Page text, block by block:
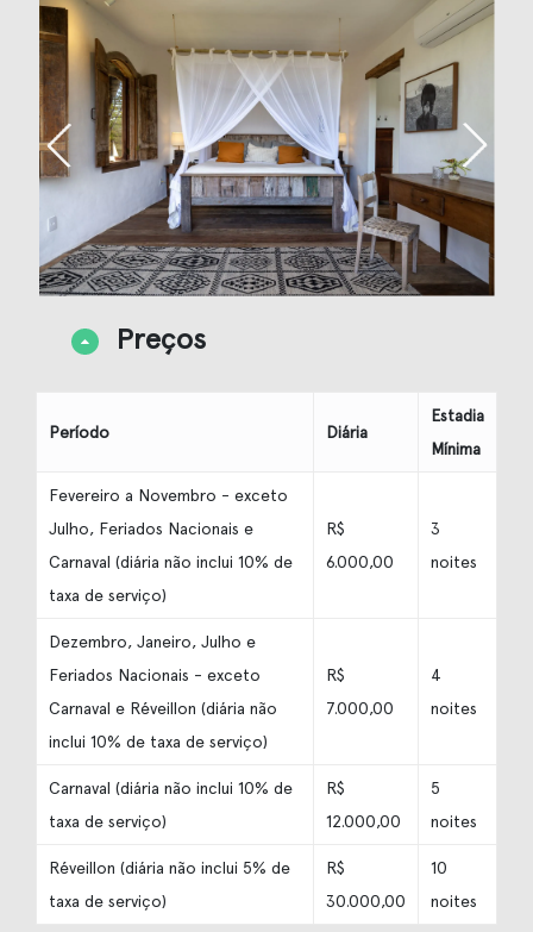
Preços
Período Diária
Estadia
Mínima
Fevereiro a Novembro - exceto
Julho, Feriados Nacionais e
Carnaval (diária não inclui 10% de
taxa de serviço)
R$
6.000,00
3
noites
Dezembro, Janeiro, Julho e
Feriados Nacionais - exceto
Carnaval e Réveillon (diária não
inclui 10% de taxa de serviço)
R$
7.000,00
4
noites
Carnaval (diária não inclui 10% de
taxa de serviço)
R$
12.000,00
5
noites
Réveillon (diária não inclui 5% de
taxa de serviço)
R$
30.000,00
10
noites